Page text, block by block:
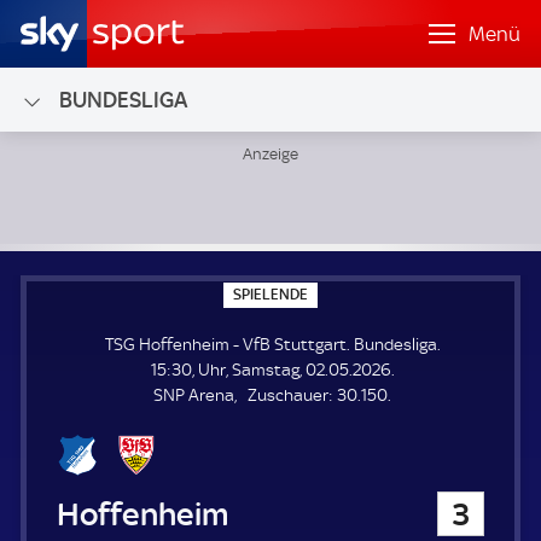
Menü
BUNDESLIGA
SPIELENDE
P
E
L
E
N
TSG Hoffenheim - VfB Stuttgart. Bundesliga.
15:30, Uhr, Samstag, 02.05.2026.
SNP Arena
Zuschauer: Z
30.150.
TSG Hoffenheim 3